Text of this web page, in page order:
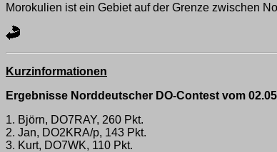
Morokulien ist ein Gebiet auf der Grenze zwischen
Kurzinformationen
Ergebnisse Norddeutscher DO-Contest vom
1. Björn, DO7RAY, 260 Pkt.
2. Jan, DO2KRA/p, 143 Pkt.
3. Kurt, DO7WK, 110 Pkt.